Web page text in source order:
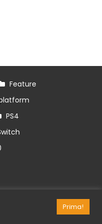
Feature
PS4
Prima!